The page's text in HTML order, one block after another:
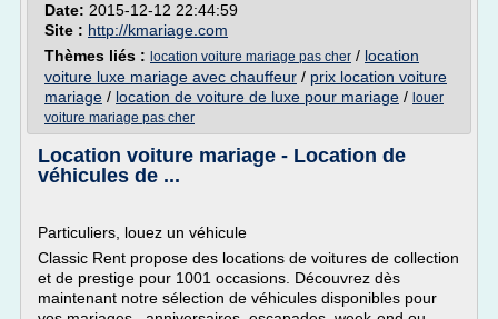
Date: 2015-12-12 22:44:59
Site : http://kmariage.com
Thèmes liés : location voiture mariage pas cher / location
voiture luxe mariage avec chauffeur / prix location voiture
mariage / location de voiture de luxe pour mariage / louer
voiture mariage pas cher
Location voiture mariage - Location de
véhicules de ...
Particuliers, louez un véhicule
Classic Rent propose des locations de voitures de collection
et de prestige pour 1001 occasions. Découvrez dès
maintenant notre sélection de véhicules disponibles pour